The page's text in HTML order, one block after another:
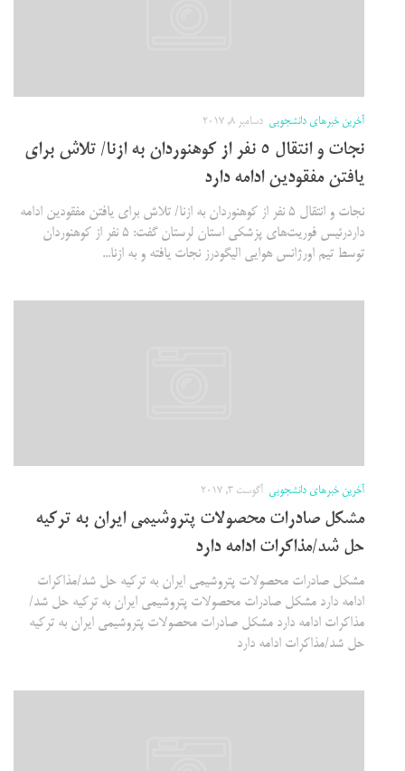
آخرین خبرهای دانشجویی دسامبر 8, 2017
نجات و انتقال ۵ نفر از کوهنوردان به ازنا/ تلاش برای
یافتن مفقودین ادامه دارد
نجات و انتقال ۵ نفر از کوهنوردان به ازنا/ تلاش برای یافتن مفقودین ادامه
داردرئیس فوریت‌های پزشکی استان لرستان گفت: ۵ نفر از کوهنوردان
توسط تیم اورژانس هوایی الیگودرز نجات یافته و به ازنا...
آخرین خبرهای دانشجویی آگوست 3, 2017
مشکل صادرات محصولات پتروشیمی ایران به ترکیه
حل شد/مذاکرات ادامه دارد
مشکل صادرات محصولات پتروشیمی ایران به ترکیه حل شد/مذاکرات
ادامه دارد مشکل صادرات محصولات پتروشیمی ایران به ترکیه حل شد/
مذاکرات ادامه دارد مشکل صادرات محصولات پتروشیمی ایران به ترکیه
حل شد/مذاکرات ادامه دارد